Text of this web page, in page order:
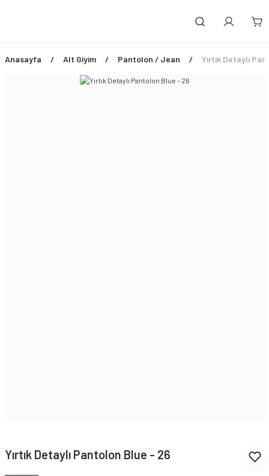
Anasayfa Alt Giyim Pantolon / Jean Yırtık Detaylı
Yırtık Detaylı Pantolon Blue - 26